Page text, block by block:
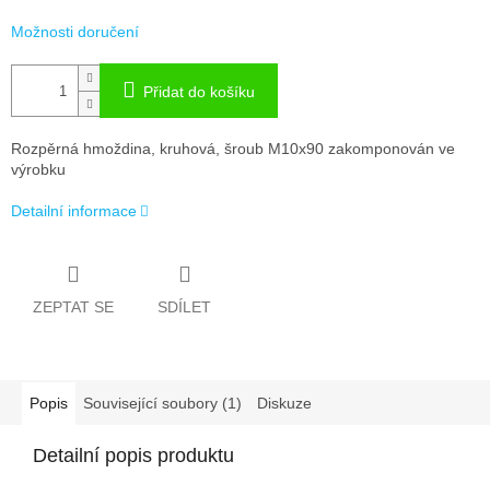
Možnosti doručení
Přidat do košíku
Rozpěrná hmoždina, kruhová, šroub M10x90 zakomponován ve
výrobku
Detailní informace
ZEPTAT SE SDÍLET
Popis Související soubory (1) Diskuze
Detailní popis produktu